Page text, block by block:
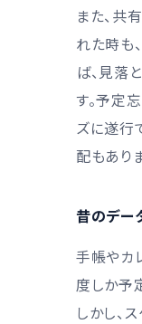
また、共
れた時も
ば、見落
す。予定
ズに遂行
配もあり
昔のデー
手帳やカ
度しか予
しかし、